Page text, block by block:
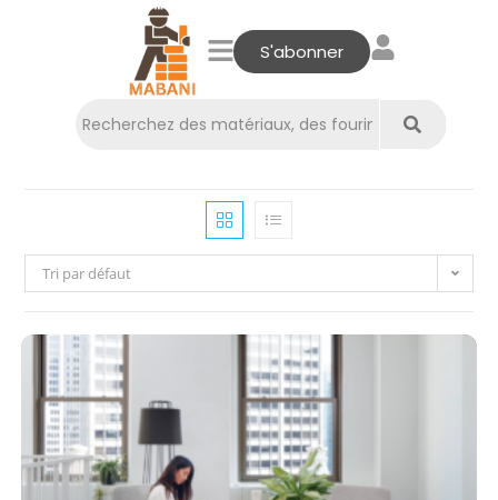
S'abonner
Tri par défaut